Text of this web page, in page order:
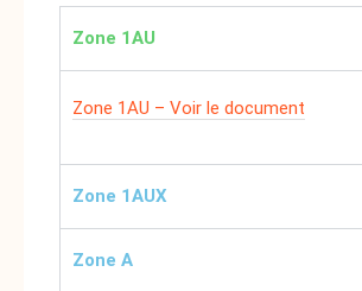
Zone 1AU
Zone 1AU – Voir le document
Zone 1AUX
Zone A